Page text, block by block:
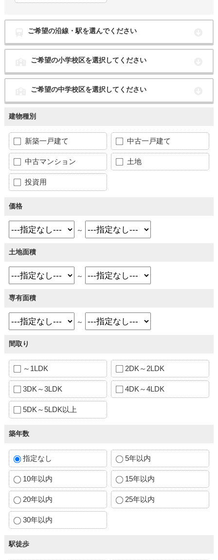
ご希望の沿線・駅を選んでください
ご希望の小学校区を選択してください
ご希望の中学校区を選択してください
建物種別
新築一戸建て 中古一戸建て
中古マンション 土地
投資用
価格
～
土地面積
～
専有面積
～
間取り
～1LDK 2DK～2LDK
3DK～3LDK 4DK～4LDK
5DK～5LDK以上
築年数
指定なし 5年以内
10年以内 15年以内
20年以内 25年以内
30年以内
駅徒歩